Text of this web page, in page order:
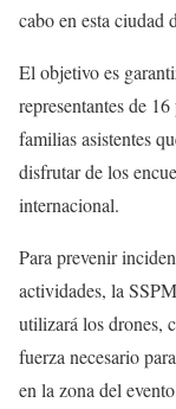
cabo en esta ciudad
El objetivo es
representantes de
familias asistentes
disfrutar de los
internacional.
Para prevenir
actividades, la
utilizará los drones,
fuerza necesario
en la zona del